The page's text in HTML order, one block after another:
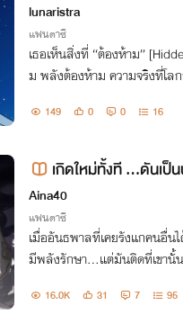
lunaristra
แฟนตาซี
เธอเห็นสิ่งที่ “ต้องห้าม”
ม พลังต้องห้าม ความจริงที่โล
149 0 0 16
เกิดใหม่ทั้งที ...ดันเป็
ยนะ? (NC25+)
Aina40
แฟนตาซี
เมื่ออันธพาลที่เคยรังแกคนอื่น
มีพลังรักษา...แต่มันติดที่เขา
16.0K 31 7 95